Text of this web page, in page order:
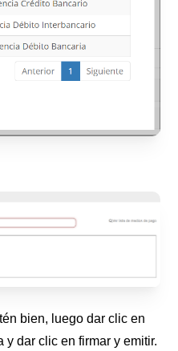
bien, luego dar clic en
y dar clic en firmar y emitir.